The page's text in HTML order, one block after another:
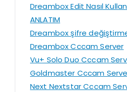
Dreambox Edit Nasıl
ANLATIM
Dreambox şifre
Dreambox Cccam Server
Vu+ Solo Duo Cccam
Goldmaster Cccam
Next Nextstar Cccam